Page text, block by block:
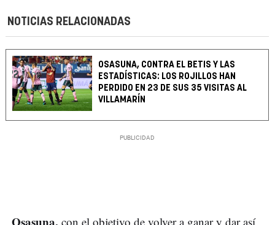
NOTICIAS RELACIONADAS
OSASUNA, CONTRA EL BETIS Y LAS
ESTADÍSTICAS: LOS ROJILLOS HAN
PERDIDO EN 23 DE SUS 35 VISITAS AL
VILLAMARÍN
con el objetivo de volver a ganar y dar así